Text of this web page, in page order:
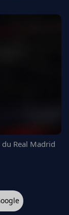
Real Madrid